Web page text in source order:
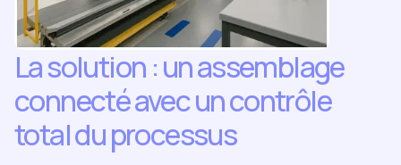
La solution : un assemblage
connecté avec un contrôle
total du processus